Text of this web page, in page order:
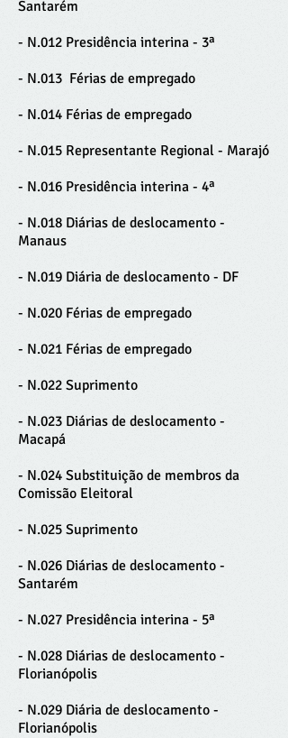
Santarém
- N.012 Presidência interina - 3ª
- N.013 Férias de empregado
- N.014 Férias de empregado
- N.015 Representante Regional - Marajó
- N.016 Presidência interina - 4ª
- N.018 Diárias de deslocamento -
Manaus
- N.019 Diária de deslocamento - DF
- N.020 Férias de empregado
- N.021 Férias de empregado
- N.022 Suprimento
- N.023 Diárias de deslocamento -
Macapá
- N.024 Substituição de membros da
Comissão Eleitoral
- N.025 Suprimento
- N.026 Diárias de deslocamento -
Santarém
- N.027 Presidência interina - 5ª
- N.028 Diárias de deslocamento -
Florianópolis
- N.029 Diária de deslocamento -
Florianópolis